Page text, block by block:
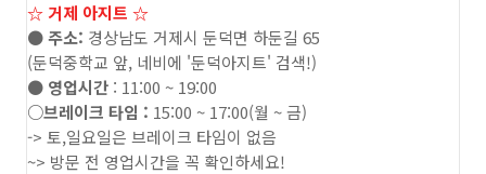
☆ 거제 아지트 ☆
●주소: 경상남도 거제시 둔덕면 하둔길 65
(둔덕중학교 앞, 네비에 '둔덕아지트' 검색!)
● 영업시간 : 11:00 ~ 19:00
○브레이크 타임 : 15:00 ~ 17:00(월 ~ 금)
-> 토,일요일은 브레이크 타임이 없음
~> 방문 전 영업시간을 꼭 확인하세요!